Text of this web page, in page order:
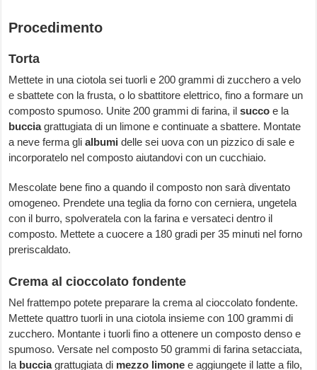
Procedimento
Torta
Mettete in una ciotola sei tuorli e 200 grammi di zucchero a velo
e sbattete con la frusta, o lo sbattitore elettrico, fino a formare un
composto spumoso. Unite 200 grammi di farina, ilsucco e la
bucciagrattugiata di un limone e continuate a sbattere. Montate
a neve ferma glialbumi delle sei uova con un pizzico di sale e
incorporatelo nel composto aiutandovi con un cucchiaio.
Mescolate bene fino a quando il composto non sarà diventato
omogeneo. Prendete una teglia da forno con cerniera, ungetela
con il burro, spolveratela con la farina e versateci dentro il
composto. Mettete a cuocere a 180 gradi per 35 minuti nel forno
preriscaldato.
Crema al cioccolato fondente
Nel frattempo potete preparare la crema al cioccolato fondente.
Mettete quattro tuorli in una ciotola insieme con 100 grammi di
zucchero. Montante i tuorli fino a ottenere un composto denso e
spumoso. Versate nel composto 50 grammi di farina setacciata,
la bucciagrattugiata di mezzo limone e aggiungete il latte a filo,